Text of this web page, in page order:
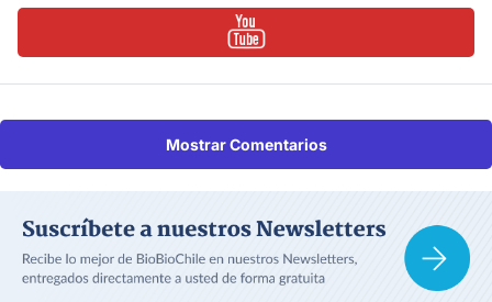
Mostrar Comentarios